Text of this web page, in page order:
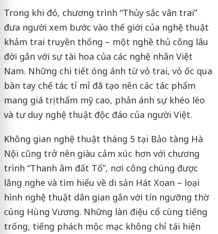
Trong khi đó, chương trình “Thủy sắc vân trai”
đưa người xem bước vào thế giới của nghệ thuật
khảm trai truyền thống – một nghề thủ công lâu
đời gắn với sự tài hoa của các nghệ nhân Việt
Nam. Những chi tiết óng ánh từ vỏ trai, vỏ ốc qua
bàn tay chế tác tỉ mỉ đã tạo nên các tác phẩm
mang giá trị thẩm mỹ cao, phản ánh sự khéo léo
và tư duy nghệ thuật độc đáo của người Việt.
Không gian nghệ thuật tháng 5 tại Bảo tàng Hà
Nội cũng trở nên giàu cảm xúc hơn với chương
trình “Thanh âm đất Tổ”, nơi công chúng được
lắng nghe và tìm hiểu về di sản Hát Xoan – loại
hình nghệ thuật dân gian gắn với tín ngưỡng thờ
cúng Hùng Vương. Những làn điệu cổ cùng tiếng
trống, tiếng phách mộc mạc không chỉ tái hiện